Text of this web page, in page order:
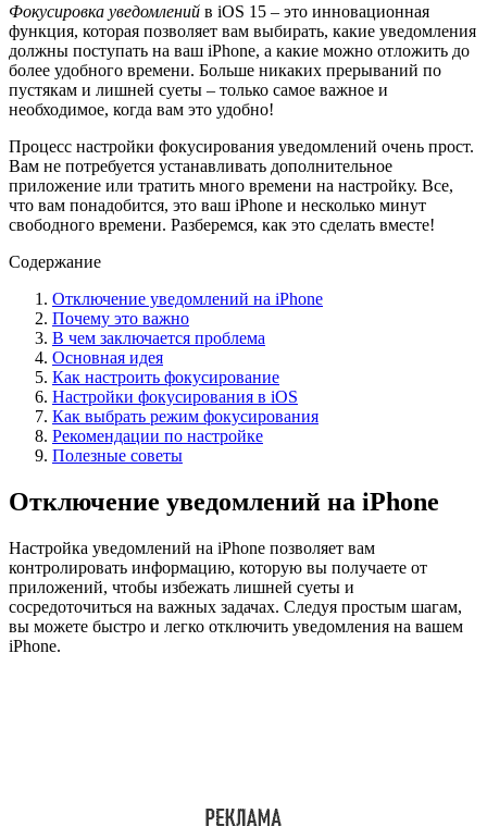
Фокусировка уведомлений в iOS 15 – это инновационная
функция, которая позволяет вам выбирать, какие уведомления
должны поступать на ваш iPhone, а какие можно отложить до
более удобного времени. Больше никаких прерываний по
пустякам и лишней суеты – только самое важное и
необходимое, когда вам это удобно!
Процесс настройки фокусирования уведомлений очень прост.
Вам не потребуется устанавливать дополнительное
приложение или тратить много времени на настройку. Все,
что вам понадобится, это ваш iPhone и несколько минут
свободного времени. Разберемся, как это сделать вместе!
Содержание
Отключение уведомлений на iPhone
Почему это важно
В чем заключается проблема
Основная идея
Как настроить фокусирование
Настройки фокусирования в iOS
Как выбрать режим фокусирования
Рекомендации по настройке
Полезные советы
Отключение уведомлений на iPhone
Настройка уведомлений на iPhone позволяет вам
контролировать информацию, которую вы получаете от
приложений, чтобы избежать лишней суеты и
сосредоточиться на важных задачах. Следуя простым шагам,
вы можете быстро и легко отключить уведомления на вашем
iPhone.